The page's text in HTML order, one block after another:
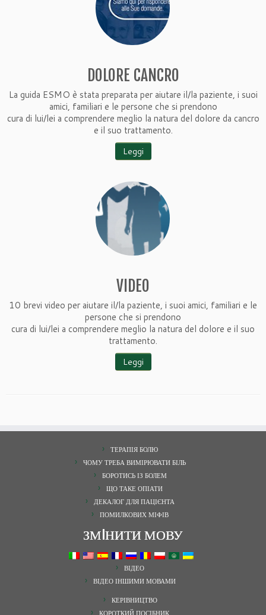
DOLORE CANCRO
La guida ESMO è stata preparata per aiutare il/la paziente, i suoi
amici, familiari e le persone che si prendono
cura di lui/lei a comprendere meglio la natura del dolore da cancro
e il suo trattamento.
Leggi
VIDEO
10 brevi video per aiutare il/la paziente, i suoi amici, familiari e le
persone che si prendono
cura di lui/lei a comprendere meglio la natura del dolore e il suo
trattamento.
Leggi
ТЕРАПІЯ БОЛЮ
ЧОМУ ТРЕБА ВИМІРЮВАТИ БІЛЬ
БОРОТИСЬ ІЗ БОЛЕМ
ЩО ТАКЕ ОПІАТИ
ДЕКАЛОГ ДЛЯ ПАЦІЄНТА
ПОМИЛКОВИХ МІФІВ
ЗМIНИТИ МОВУ
ВІДЕО
ВІДЕО ІНШИМИ МОВАМИ
КЕРІВНИЦТВО